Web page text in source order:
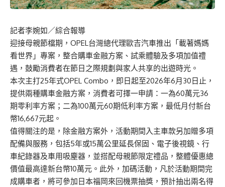
記者李婉如／綜合報導
迎接母親節檔期，OPEL台灣總代理歐吉汽車推出「載著媽媽
看世界」專案，整合購車金融方案、試乘體驗及多項加值禮
遇，鼓勵消費者在節日之際規劃與家人共享的出遊時光。
本次主打25年式OPEL Combo，即日起至2026年6月30日止，
提供兩種購車金融方案，消費者可擇一申請：一為60萬元36
期零利率方案；二為100萬元60期低利率方案，最低月付新台
幣16,667元起。
值得關注的是，除金融方案外，活動期間入主車款另加贈多項
配備與服務，包括5年或15萬公里延長保固、電子後視鏡、行
車紀錄器及車用吸塵器，並搭配母親節限定禮品，整體優惠總
價值最高達新台幣10萬元。此外，加碼活動，凡於活動期間完
成購車者，將可參加日本福岡來回機票抽獎，預計抽出兩名得